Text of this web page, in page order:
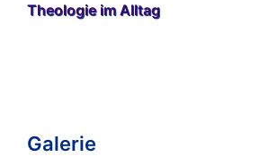
Theologie im Alltag
Galerie